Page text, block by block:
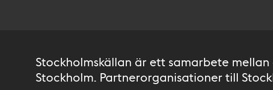
Stockholmskällan är ett samarbete
Stockholm. Partnerorganisationer till